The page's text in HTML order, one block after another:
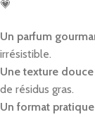
💗
Un parfum
irrésistible.
Une texture
de résidus gras.
Un format